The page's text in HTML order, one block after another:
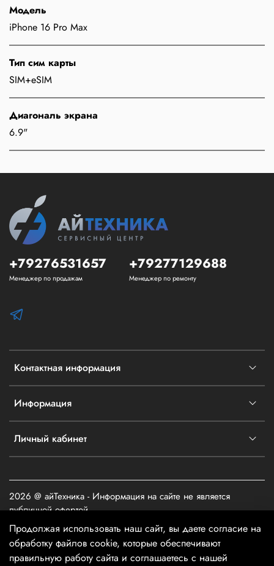
Модель
iPhone 16 Pro Max
Тип сим карты
SIM+eSIM
Диагональ экрана
6.9"
Контактная информация
Информация
Личный кабинет
+79276531657
Менеджер по продажам
+79277129688
Менеджер по ремонту
2026 @ айТехника - Информация на сайте не является
публичной офертой
Продолжая использовать наш сайт, вы даете согласие на
обработку файлов cookie, которые обеспечивают
правильную работу сайта и соглашаетесь с нашей